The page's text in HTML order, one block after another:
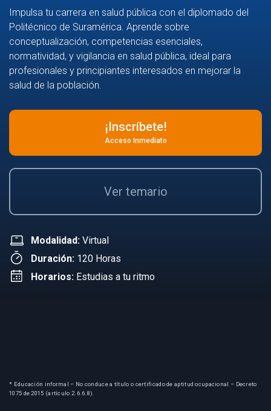
Impulsa tu carrera en salud pública con el diplomado del
Politécnico de Suramérica. Aprende sobre
conceptualización, competencias esenciales,
normatividad, y vigilancia en salud pública, ideal para
profesionales y principiantes interesados en mejorar la
salud de la población.
¡Inscríbete!
Acceso Inmediato
Ver temario
Modalidad: Virtual
Duración: 120 Horas
Horarios: Estudias a tu ritmo
* Educación informal – No conduce a título o certificado de aptitud ocupacional – Decreto
1075 de 2015 (artículo 2.6.6.8).